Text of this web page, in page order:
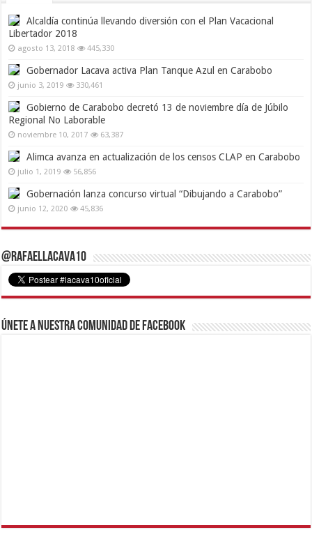
Alcaldía continúa llevando diversión con el Plan Vacacional
Libertador 2018
agosto 13, 2018 445,330
Gobernador Lacava activa Plan Tanque Azul en Carabobo
junio 3, 2019 330,461
Gobierno de Carabobo decretó 13 de noviembre día de Júbilo
Regional No Laborable
noviembre 10, 2017 63,387
Alimca avanza en actualización de los censos CLAP en Carabobo
julio 1, 2019 56,856
Gobernación lanza concurso virtual “Dibujando a Carabobo”
junio 12, 2020 45,836
@RafaelLacava10
Únete a nuestra comunidad de Facebook